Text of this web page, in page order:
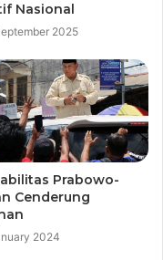
Nasional
2025
Prabowo-
Cenderung
2024